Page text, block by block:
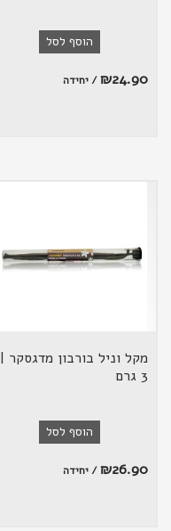
הוסף לסל
₪24.90 / יחידה
מקל וניל בורבון מדגסקר |
3 גרם
הוסף לסל
₪26.90 / יחידה